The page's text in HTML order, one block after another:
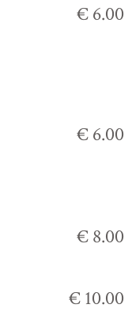
€ 6.00
€ 6.00
€ 8.00
€ 10.00